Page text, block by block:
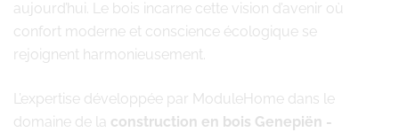
aujourd’hui. Le bois incarne cette vision d’avenir où
confort moderne et conscience écologique se
rejoignent harmonieusement.
L’expertise développée par ModuleHome dans le
domaine de la construction en bois Genepiën -